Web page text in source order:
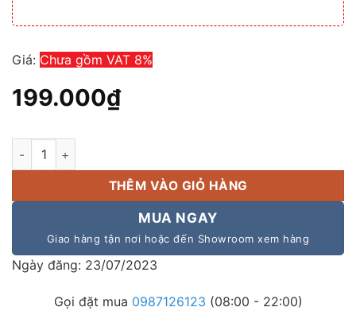
Giá: Chưa gồm VAT 8%
199.000₫
Giá treo loa Bose 301 seri III chất lượng, độ bền cao số lượng
THÊM VÀO GIỎ HÀNG
MUA NGAY
Giao hàng tận nơi hoặc đến Showroom xem hàng
Ngày đăng: 23/07/2023
Gọi đặt mua 0987126123 (08:00 - 22:00)